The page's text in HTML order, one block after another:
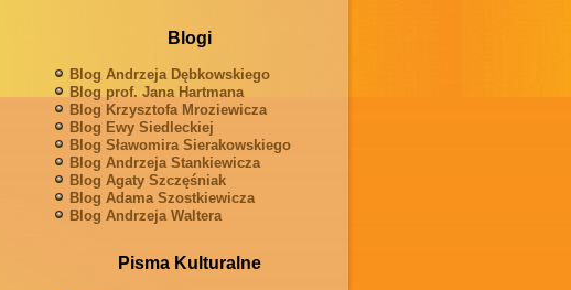
Blogi
Blog Andrzeja Dębkowskiego
Blog prof. Jana Hartmana
Blog Krzysztofa Mroziewicza
Blog Ewy Siedleckiej
Blog Sławomira Sierakowskiego
Blog Andrzeja Stankiewicza
Blog Agaty Szczęśniak
Blog Adama Szostkiewicza
Blog Andrzeja Waltera
Pisma Kulturalne